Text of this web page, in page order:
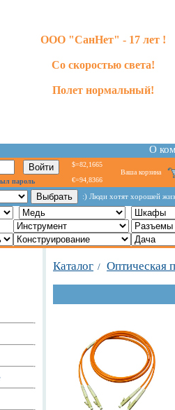
ООО "СанНет" - 17 лет !
Со скоростью света!
Полет нормальный!
О
пароль
$=82,1665
€=94,8366
Ваша корзина
:) Люди хотят хорошей
Каталог / Оптическая